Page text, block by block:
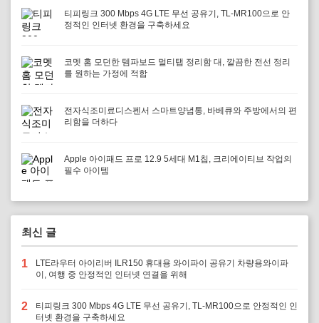
티피링크 300 Mbps 4G LTE 무선 공유기, TL-MR100으로 안
정적인 인터넷 환경을 구축하세요
코멧 홈 모던한 템파보드 멀티탭 정리함 대, 깔끔한 전선 정리
를 원하는 가정에 적합
전자식조미료디스펜서 스마트양념통, 바베큐와 주방에서의 편
리함을 더하다
Apple 아이패드 프로 12.9 5세대 M1칩, 크리에이티브 작업의
필수 아이템
최신 글
1
LTE라우터 아이리버 ILR150 휴대용 와이파이 공유기 차량용와이파
이, 여행 중 안정적인 인터넷 연결을 위해
2
티피링크 300 Mbps 4G LTE 무선 공유기, TL-MR100으로 안정적인 인
터넷 환경을 구축하세요